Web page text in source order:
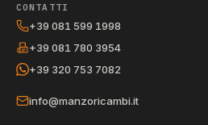
CONTATTI
+39 081 599 1998
+39 081 780 3954
+39 320 753 7082
info@manzoricambi.it